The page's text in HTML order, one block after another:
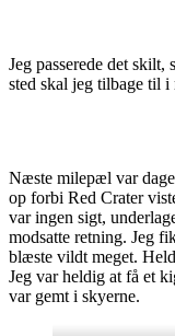
Jeg passerede det
sted skal jeg tilbage til i
Næste milepæl var
op forbi Red Crater
var ingen sigt,
modsatte retning. Jeg
blæste vildt meget.
Jeg var heldig at få et
var gemt i skyerne.